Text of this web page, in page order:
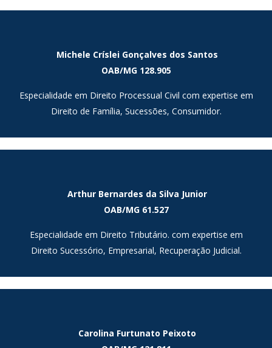
Especialidade em Direito Tributário. com expertise
em Direito Sucessório, Empresarial, Recuperação
OAB/MG 61.527
Michele Críslei Gonçalves dos Santos
OAB/MG 128.905
Especialidade em Direito Processual Civil com expertise em
Michele Críslei Gonçalves dos Santos
OAB/MG 128.905
Especialidade em Direito Processual Civil com expertise em
Direito de Família, Sucessões, Consumidor.
Arthur Bernardes da Silva Junior
OAB/MG 61.527
Especialidade em Direito Tributário. com expertise em
Direito Sucessório, Empresarial, Recuperação Judicial.
Carolina Furtunato Peixoto